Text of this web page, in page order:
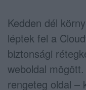
Kedden dél
léptek fel a
biztonsági
weboldal
rengeteg oldal –